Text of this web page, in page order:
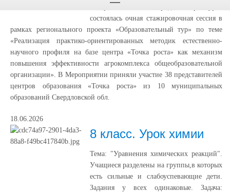
состоялась очная стажировочная сессия в
рамках регионального проекта «Образовательный тур» по теме
«Реализация практико-ориентированных методик естественно-
научного профиля на базе центра «Точка роста» как механизм
повышения эффективности агрокомплекса общеобразовательной
организации». В Мероприятии приняли участие 38 представителей
центров образования «Точка роста» из 10 муниципальных
образований Свердловской обл.
18.06.2026
8 класс. Урок химии
Тема: "Уравнения химических реакций".
Учащиеся разделены на группы,в которых
есть сильные и слабоуспевающие дети.
Задания у всех одинаковые. Задача: